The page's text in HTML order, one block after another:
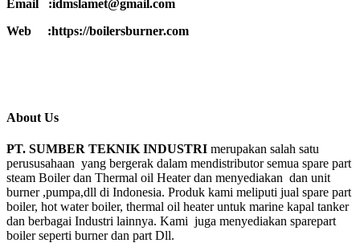
Email :idmslamet@gmail.com
Web :https://boilersburner.com
About Us
PT. SUMBER TEKNIK INDUSTRI merupakan salah satu
perususahaan yang bergerak dalam mendistributor semua spare part
steam Boiler dan Thermal oil Heater dan menyediakan dan unit
burner ,pumpa,dll di Indonesia. Produk kami meliputi jual spare part
boiler, hot water boiler, thermal oil heater untuk marine kapal tanker
dan berbagai Industri lainnya. Kami juga menyediakan sparepart
boiler seperti burner dan part Dll.